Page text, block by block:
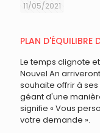
11/05/2021
PLAN D'ÉQUILIBRE
Le temps clignote
Nouvel An
souhaite offrir à
géant d'une manière
signifie « Vous
votre demande ».